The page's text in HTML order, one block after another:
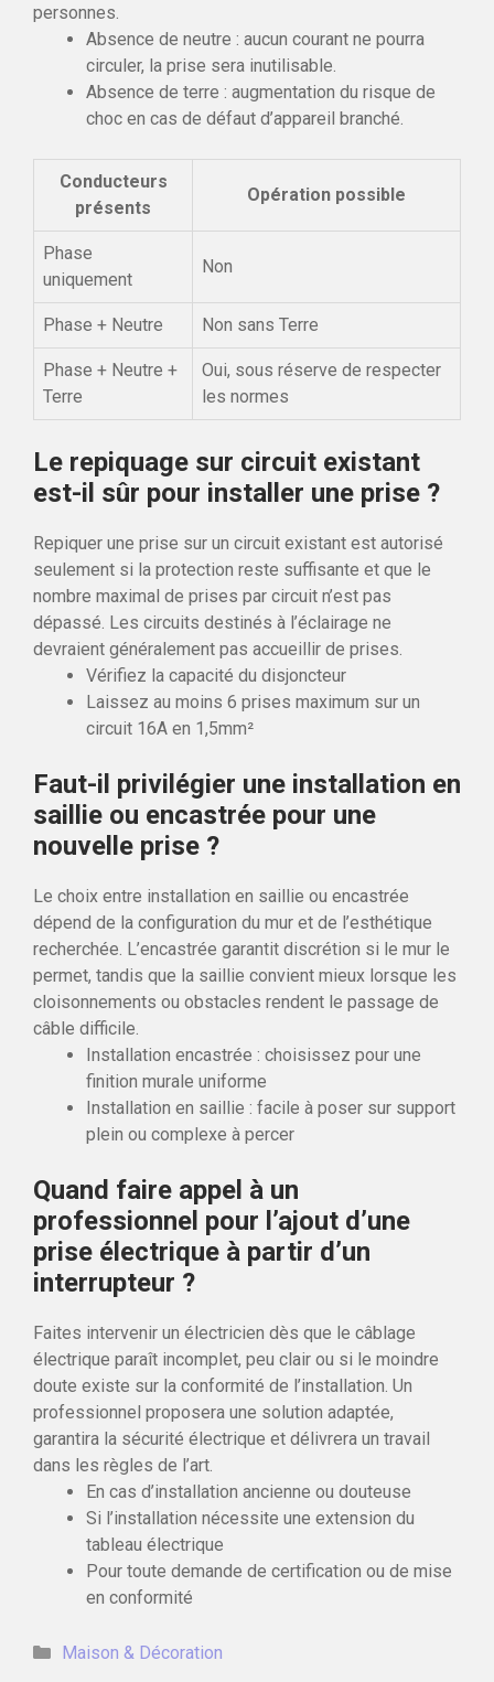
personnes.
Absence de neutre : aucun courant ne pourra
circuler, la prise sera inutilisable.
Absence de terre : augmentation du risque de
choc en cas de défaut d’appareil branché.
Conducteurs
présents
Opération possible
Phase
uniquement
Non
Phase + Neutre Non sans Terre
Phase + Neutre +
Terre
Oui, sous réserve de respecter
les normes
Le repiquage sur circuit existant
est-il sûr pour installer une prise ?
Repiquer une prise sur un circuit existant est autorisé
seulement si la protection reste suffisante et que le
nombre maximal de prises par circuit n’est pas
dépassé. Les circuits destinés à l’éclairage ne
devraient généralement pas accueillir de prises.
Vérifiez la capacité du disjoncteur
Laissez au moins 6 prises maximum sur un
circuit 16A en 1,5mm²
Faut-il privilégier une installation en
saillie ou encastrée pour une
nouvelle prise ?
Le choix entre installation en saillie ou encastrée
dépend de la configuration du mur et de l’esthétique
recherchée. L’encastrée garantit discrétion si le mur le
permet, tandis que la saillie convient mieux lorsque les
cloisonnements ou obstacles rendent le passage de
câble difficile.
Installation encastrée : choisissez pour une
finition murale uniforme
Installation en saillie : facile à poser sur support
plein ou complexe à percer
Quand faire appel à un
professionnel pour l’ajout d’une
prise électrique à partir d’un
interrupteur ?
Faites intervenir un électricien dès que le câblage
électrique paraît incomplet, peu clair ou si le moindre
doute existe sur la conformité de l’installation. Un
professionnel proposera une solution adaptée,
garantira la sécurité électrique et délivrera un travail
dans les règles de l’art.
En cas d’installation ancienne ou douteuse
Si l’installation nécessite une extension du
tableau électrique
Pour toute demande de certification ou de mise
en conformité
Catégories
Maison & Décoration